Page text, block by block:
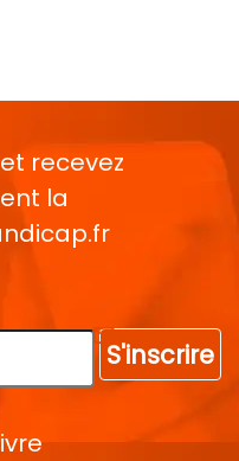
recevez
la
S'inscrire